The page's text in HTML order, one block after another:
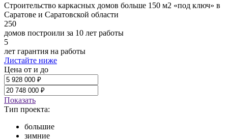
Строительство каркасных домов больше 150 м2 «под ключ» в
Саратове и Саратовской области
250
домов построили за 10 лет работы
5
лет гарантия на работы
Листайте ниже
Цена от и до
Показать
Тип проекта:
большие
зимние